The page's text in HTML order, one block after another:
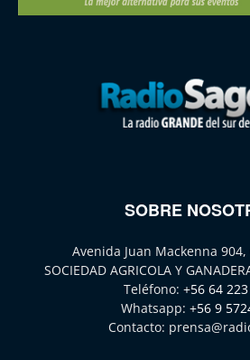
SOBRE
Avenida Juan Mackenna
SOCIEDAD AGRICOLA Y
Teléfono: +56 64
Whatsapp: +56 9
Contacto: